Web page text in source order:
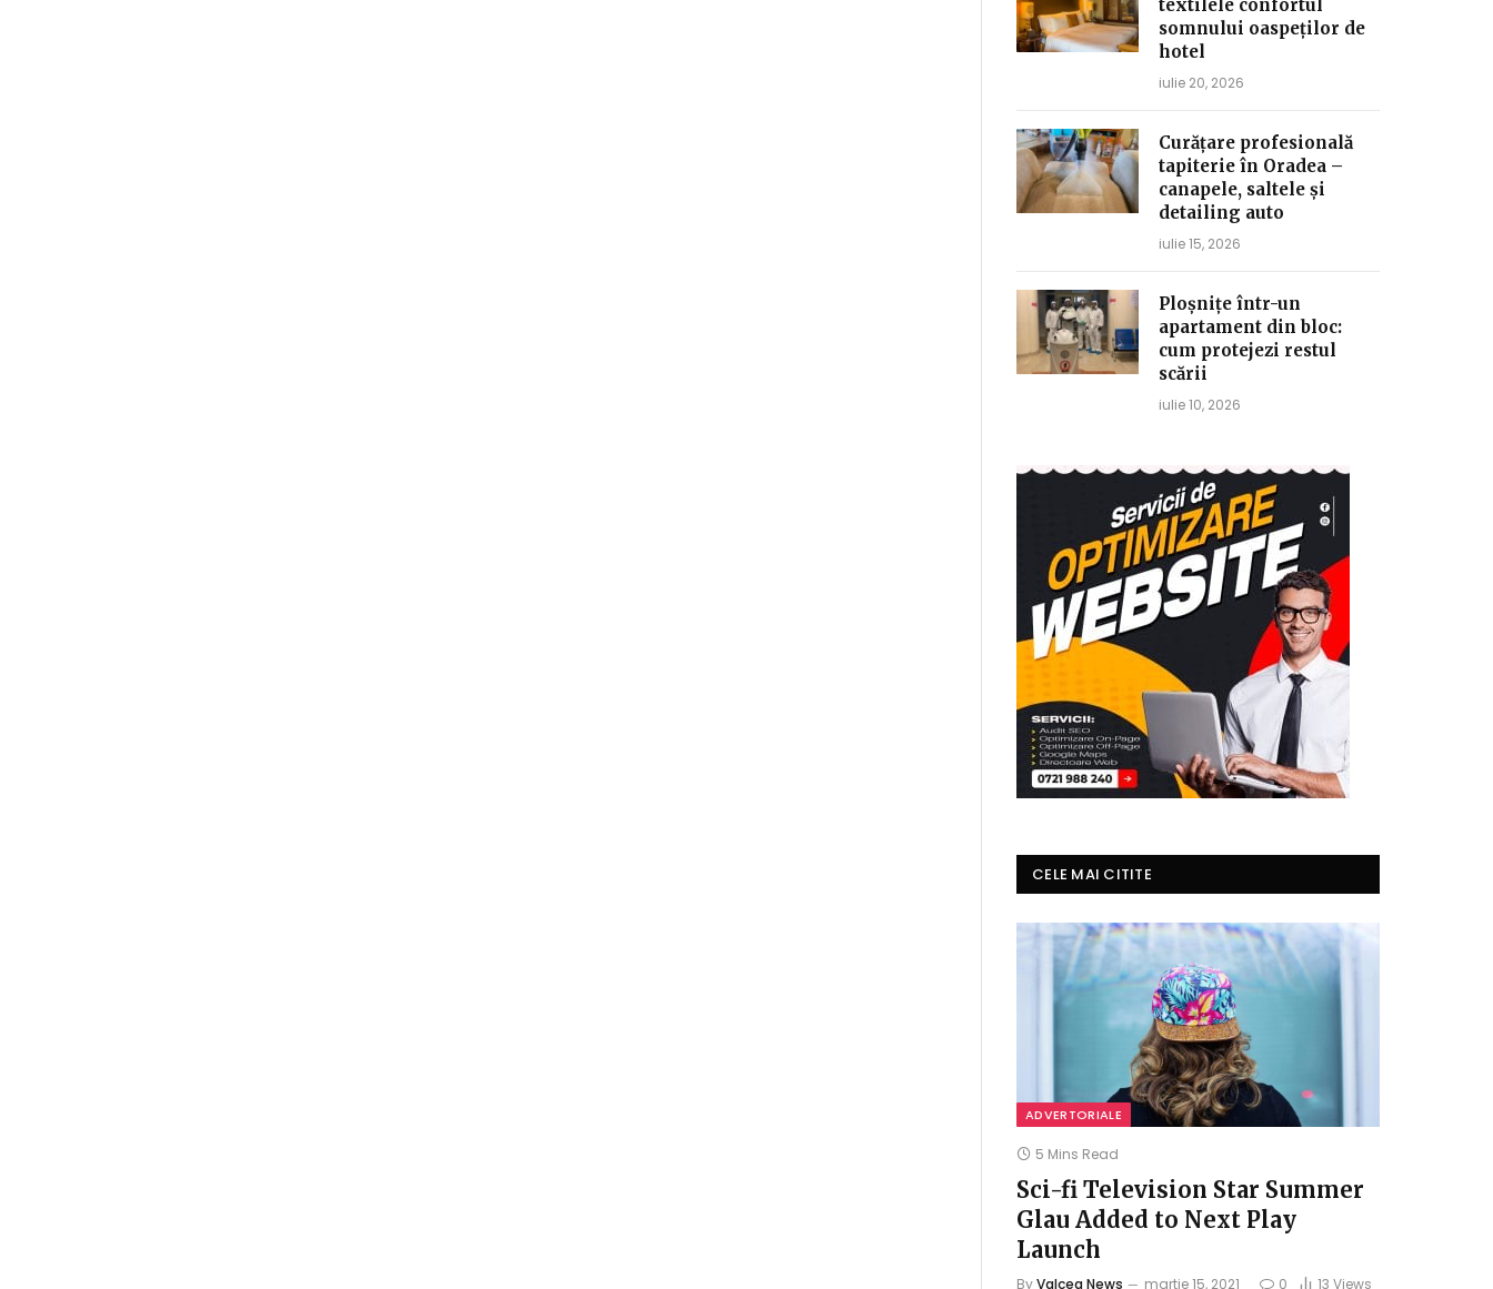
textilele confortul
somnului oaspeților de
hotel
iulie 20, 2026
Curățare profesională
tapiterie în Oradea –
canapele, saltele și
detailing auto
iulie 15, 2026
Ploșnițe într-un
apartament din bloc:
cum protejezi restul
scării
iulie 10, 2026
CELE MAI CITITE
ADVERTORIALE
5 Mins Read
Sci-fi Television Star Summer
Glau Added to Next Play
Launch
ByValcea News martie 15, 2021 0 13 Views